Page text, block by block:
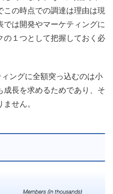
の時点での調達は理由は現
は開発やマーケティングに
の１つとして把握しておく必
ングに全額突っ込むのは小
長を求めるためであり、そ
せん。